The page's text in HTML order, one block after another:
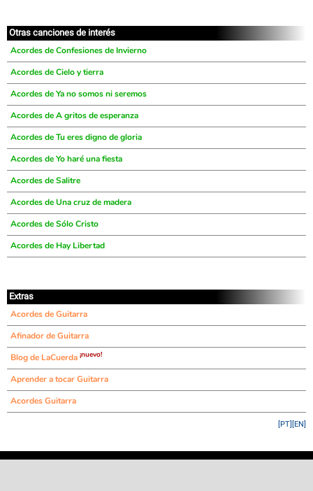
Otras canciones de interés
Acordes de Confesiones de Invierno
Acordes de Cielo y tierra
Acordes de Ya no somos ni seremos
Acordes de A gritos de esperanza
Acordes de Tu eres digno de gloria
Acordes de Yo haré una fiesta
Acordes de Salitre
Acordes de Una cruz de madera
Acordes de Sólo Cristo
Acordes de Hay Libertad
Extras
Acordes de Guitarra
Afinador de Guitarra
Blog de LaCuerda ¡nuevo!
Aprender a tocar Guitarra
Acordes Guitarra
[EN]
[PT]